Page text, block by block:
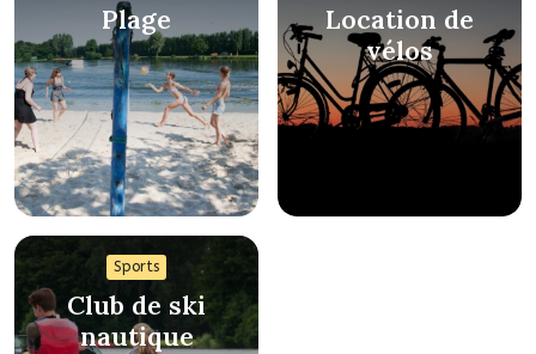
Plage
Location de
vélos
Sports
Club de ski
nautique